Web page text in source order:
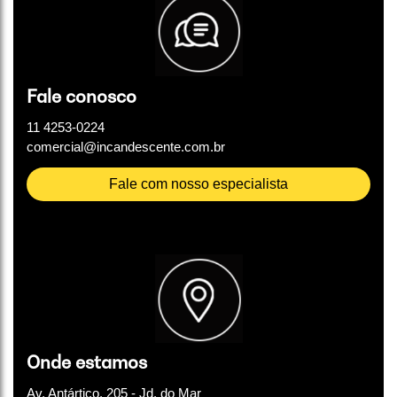
Fale conosco
11 4253-0224
comercial@incandescente.com.br
Fale com nosso especialista
Onde estamos
Av. Antártico, 205 - Jd. do Mar